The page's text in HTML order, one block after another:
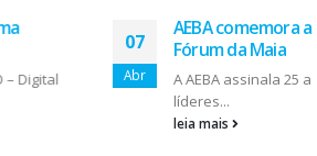
aniversário com conferência no
25 anos com um programa que reúne